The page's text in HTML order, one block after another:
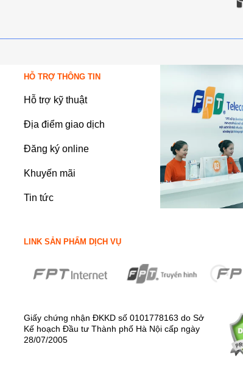
HỖ TRỢ THÔNG TIN
Hỗ trợ kỹ thuật
Địa điểm giao dịch
Đăng ký online
Khuyến mãi
Tin tức
LINK SẢN PHẨM DỊCH VỤ
Giấy chứng nhận ĐKKD số 0101778163 do Sở
Kế hoạch Đầu tư Thành phố Hà Nội cấp ngày
28/07/2005